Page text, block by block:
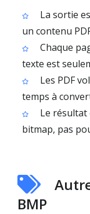
La sortie
un contenu
Chaque
texte est
Les PDF
temps à
Le résultat
bitmap, pas
BMP